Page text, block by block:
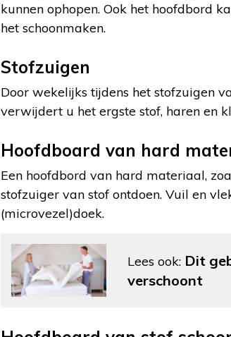
kunnen ophopen. Ook het hoofdbord
het schoonmaken.
Stofzuigen
Door wekelijks tijdens het stofzuigen
verwijdert u het ergste stof, haren en
Hoofdboard van hard
Een hoofdbord van hard materiaal,
stofzuiger van stof ontdoen. Vuil en
(microvezel)doek.
Lees ook: Dit
verschoont